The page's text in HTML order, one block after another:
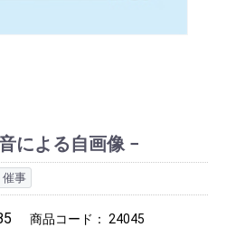
による自画像 −
催事
商品コード： 24045